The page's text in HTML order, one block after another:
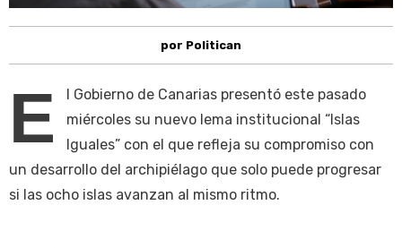
por Politican
E
l Gobierno de Canarias presentó este pasado
miércoles su nuevo lema institucional “Islas
Iguales” con el que refleja su compromiso con
un desarrollo del archipiélago que solo puede progresar
si las ocho islas avanzan al mismo ritmo.